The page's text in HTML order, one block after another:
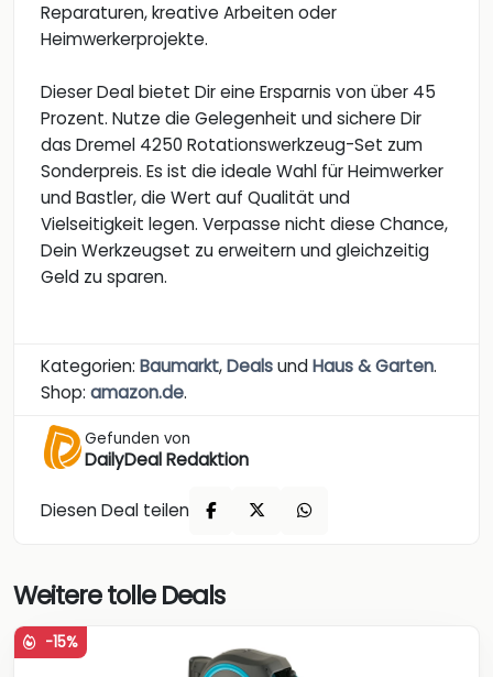
Reparaturen, kreative Arbeiten oder
Heimwerkerprojekte.
Dieser Deal bietet Dir eine Ersparnis von über 45
Prozent. Nutze die Gelegenheit und sichere Dir
das Dremel 4250 Rotationswerkzeug-Set zum
Sonderpreis. Es ist die ideale Wahl für Heimwerker
und Bastler, die Wert auf Qualität und
Vielseitigkeit legen. Verpasse nicht diese Chance,
Dein Werkzeugset zu erweitern und gleichzeitig
Geld zu sparen.
Kategorien: Baumarkt,DealsundHaus & Garten.
Shop: amazon.de.
Gefunden von
DailyDeal Redaktion
Diesen Deal teilen
Weitere tolle Deals
-15%